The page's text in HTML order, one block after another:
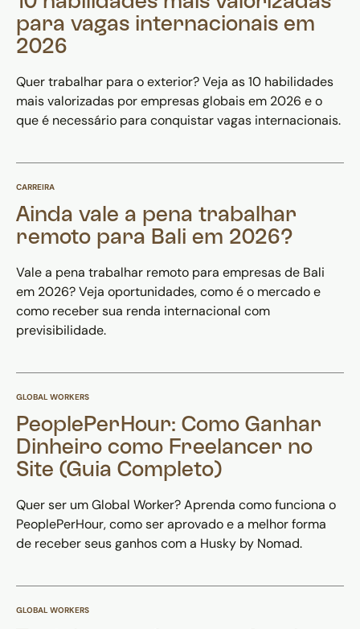
para vagas internacionais em
2026
Quer trabalhar para o exterior? Veja as 10 habilidades
mais valorizadas por empresas globais em 2026 e o
que é necessário para conquistar vagas internacionais.
CARREIRA
Ainda vale a pena trabalhar
remoto para Bali em 2026?
Vale a pena trabalhar remoto para empresas de Bali
em 2026? Veja oportunidades, como é o mercado e
como receber sua renda internacional com
previsibilidade.
GLOBAL WORKERS
PeoplePerHour: Como Ganhar
Dinheiro como Freelancer no
Site (Guia Completo)
Quer ser um Global Worker? Aprenda como funciona o
PeoplePerHour, como ser aprovado e a melhor forma
de receber seus ganhos com a Husky by Nomad.
GLOBAL WORKERS